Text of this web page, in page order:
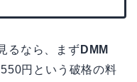
るなら、まず DMM
円という破格の料